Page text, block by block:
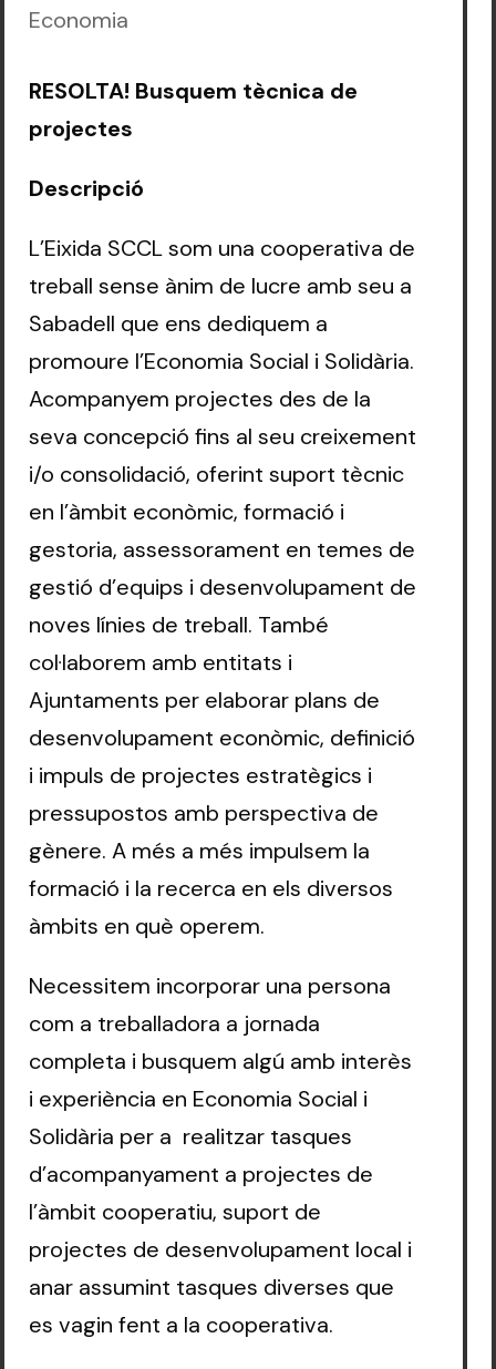
Economia
RESOLTA! Busquem tècnica de
projectes
Descripció
L’Eixida SCCL som una cooperativa de
treball sense ànim de lucre amb seu a
Sabadell que ens dediquem a
promoure l’Economia Social i Solidària.
Acompanyem projectes des de la
seva concepció fins al seu creixement
i/o consolidació, oferint suport tècnic
en l’àmbit econòmic, formació i
gestoria, assessorament en temes de
gestió d’equips i desenvolupament de
noves línies de treball. També
col·laborem amb entitats i
Ajuntaments per elaborar plans de
desenvolupament econòmic, definició
i impuls de projectes estratègics i
pressupostos amb perspectiva de
gènere. A més a més impulsem la
formació i la recerca en els diversos
àmbits en què operem.
‍Necessitem incorporar una persona
com a treballadora a jornada
completa i busquem algú amb interès
i experiència en Economia Social i
Solidària per a realitzar tasques
d’acompanyament a projectes de
l’àmbit cooperatiu, suport de
projectes de desenvolupament local i
anar assumint tasques diverses que
es vagin fent a la cooperativa.